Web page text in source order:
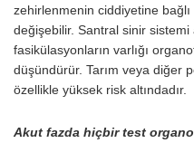
zehirlenmenin ciddiyetine
değişebilir. Santral sinir
fasikülasyonların varlığı
düşündürür. Tarım veya diğer
özellikle yüksek risk altındadır.
Akut fazda hiçbir test